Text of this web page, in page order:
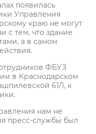
появилась
Управления
краю не могут
с тем, что здание
а в самом
ФБУЗ
в Краснодарском
61/1, к
нам не
пресс-службы был